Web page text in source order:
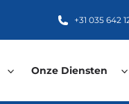
+31 035 642
Onze Diensten